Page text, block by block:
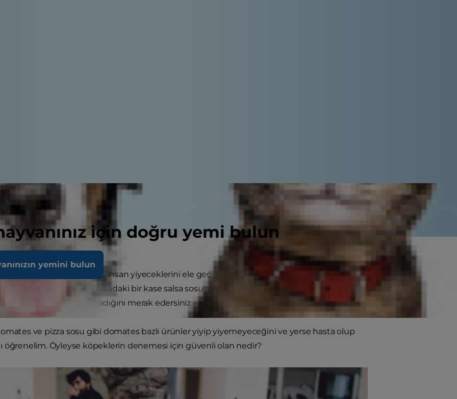
için doğru yemi bulun
yemini bulun
siz vermeden bazı insan yiyeceklerini ele geçirdi. Köpeğiniz fırının yanında duran
dilimini kaptıysa veya sehpadaki bir kase salsa sosunu yediyse muhtemelen köpeğinizin
güvenli olup olmadığını merak edersiniz.
ve pizza sosu gibi domates bazlı ürünler yiyip yiyemeyeceğini ve yerse hasta olup
öğrenelim. Öyleyse köpeklerin denemesi için güvenli olan nedir?